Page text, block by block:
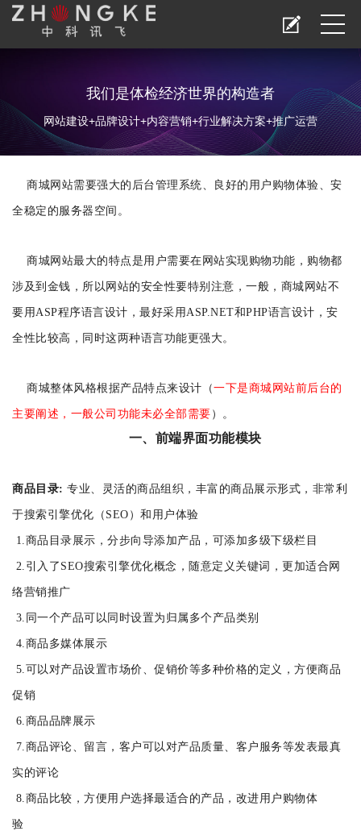
我们是体检经济世界的构造者
网站建设+品牌设计+内容营销+行业解决方案+推广运营
商城网站需要强大的后台管理系统、良好的用户购物体验、安
全稳定的服务器空间。
商城网站最大的特点是用户需要在网站实现购物功能，购物都
涉及到金钱，所以网站的安全性要特别注意，一般，商城网站不
要用ASP程序语言设计，最好采用ASP.NET和PHP语言设计，安
全性比较高，同时这两种语言功能更强大。
商城整体风格根据产品特点来设计（一下是商城网站前后台的
主要阐述，一般公司功能未必全部需要 ）。
一、前端界面功能模块
商品目录: 专业、灵活的商品组织，丰富的商品展示形式，非常利
于搜索引擎优化（SEO）和用户体验
1.商品目录展示，分步向导添加产品，可添加多级下级栏目
2.引入了SEO搜索引擎优化概念，随意定义关键词，更加适合网
络营销推广
3.同一个产品可以同时设置为归属多个产品类别
4.商品多媒体展示
5.可以对产品设置市场价、促销价等多种价格的定义，方便商品
促销
6.商品品牌展示
7.商品评论、留言，客户可以对产品质量、客户服务等发表最真
实的评论
8.商品比较，方便用户选择最适合的产品，改进用户购物体
验